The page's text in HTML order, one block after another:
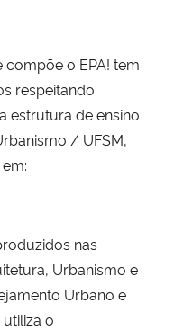
o EPA! tem
respeitando
estrutura de ensino
/ UFSM,
nas
Urbanismo e
Urbano e
o